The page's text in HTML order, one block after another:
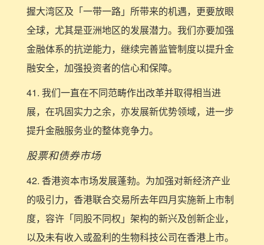
握大湾区及「一带一路」所带来的机遇，更要放眼
全球，尤其是亚洲地区的发展潜力。我们亦要加强
金融体系的抗逆能力，继续完善监管制度以提升金
融安全，加强投资者的信心和保障。
41. 我们一直在不同范畴作出改革并取得相当进
展，在巩固实力之余，亦发展新优势领域，进一步
提升金融服务业的整体竞争力。
股票和债券市场
42. 香港资本市场发展蓬勃。为加强对新经济产业
的吸引力，香港联合交易所去年四月实施新上市制
度，容许「同股不同权」架构的新兴及创新企业，
以及未有收入或盈利的生物科技公司在香港上市。